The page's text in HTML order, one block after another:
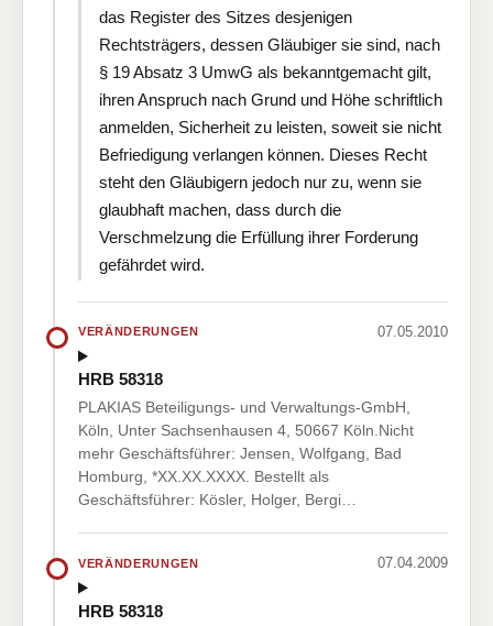
das Register des Sitzes desjenigen
Rechtsträgers, dessen Gläubiger sie sind, nach
§ 19 Absatz 3 UmwG als bekanntgemacht gilt,
ihren Anspruch nach Grund und Höhe schriftlich
anmelden, Sicherheit zu leisten, soweit sie nicht
Befriedigung verlangen können. Dieses Recht
steht den Gläubigern jedoch nur zu, wenn sie
glaubhaft machen, dass durch die
Verschmelzung die Erfüllung ihrer Forderung
gefährdet wird.
VERÄNDERUNGEN 07.05.2010
HRB 58318
PLAKIAS Beteiligungs- und Verwaltungs-GmbH,
Köln, Unter Sachsenhausen 4, 50667 Köln.Nicht
mehr Geschäftsführer: Jensen, Wolfgang, Bad
Homburg, *XX.XX.XXXX. Bestellt als
Geschäftsführer: Kösler, Holger, Bergi…
VERÄNDERUNGEN 07.04.2009
HRB 58318